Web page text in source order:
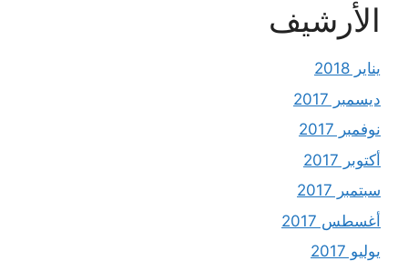
الأرشيف
يناير 2018
ديسمبر 2017
نوفمبر 2017
أكتوبر 2017
سبتمبر 2017
أغسطس 2017
يوليو 2017